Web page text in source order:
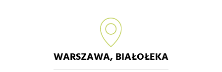
WARSZAWA, BIAŁOŁEKA